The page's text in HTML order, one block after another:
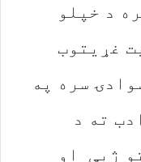
د خپلو
غړیتوب
سره په
ته د
ژبې او